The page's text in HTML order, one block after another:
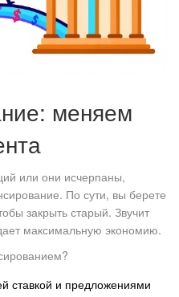
меняем
или они исчерпаны,
. По сути, вы берете
закрыть старый. Звучит
максимальную экономию.
ставкой и предложениями